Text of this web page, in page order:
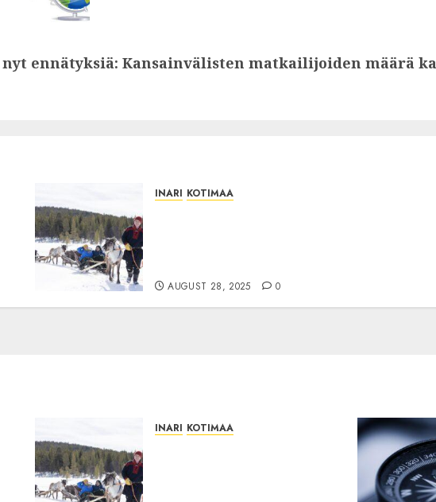
ennätyksiä: Kansainvälisten matkailijoiden määrä
INARI KOTIMAA
AUGUST 28, 2025 0
INARI KOTIMAA